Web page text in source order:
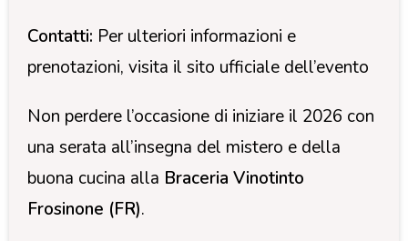
Contatti: Per ulteriori informazioni e
prenotazioni, visita il sito ufficiale dell’evento
Non perdere l’occasione di iniziare il 2026 con
una serata all’insegna del mistero e della
buona cucina alla Braceria Vinotinto
Frosinone (FR).